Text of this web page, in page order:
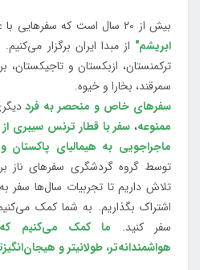
بیش از 20 سال است که سفرهایی با عنوان
ابریشم" از مبدا ایران برگزار
ترکمنستان، ازبکستان و تاجیکستان،
سمرقند، بخارا و خیوه.
سفرهای خاص و منحصر به فرد
ممنوعه، سفر با قطار ترنس سیبری
ماجراجویی به هیمالیای پاکستان
توسط گروه گردشگری سفرهای ناز
تلاش داریم تا تجربیات سال‌ها سفر
اشتراک بگذاریم. به شما کمک
سفر کنید. ما کمک می‌کنیم که
هواشمندانه‌تر، طولانی‎تر و هیجان‌انگیزتر باشد.